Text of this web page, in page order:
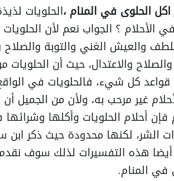
الحلوى في المنام ،الحلويات
الأحلام ؟ الجواب نعم لأن
والعيش الغني والتوبة
والاعتدال، حيث أن الحلويات
كل شيء، فالحلويات في
غير مرحب به، ولأن من الجميل
فإن أحلام الحلويات وأكلها
الشر، لكنها محدودة حيث ذكر ابن
هذه التفسيرات لذلك سوف
في المنام.